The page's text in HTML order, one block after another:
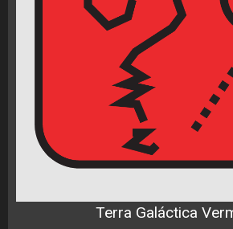
Terra Galáctica